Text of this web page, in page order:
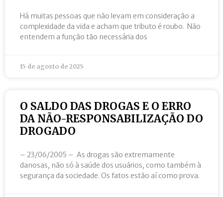
Há muitas pessoas que não levam em consideração a
complexidade da vida e acham que tributo é roubo. Não
entendem a função tão necessária dos
15 de agosto de 2025
O SALDO DAS DROGAS E O ERRO
DA NÃO-RESPONSABILIZAÇÃO DO
DROGADO
– 23/06/2005 – As drogas são extremamente
danosas, não só à saúde dos usuários, como também à
segurança da sociedade. Os fatos estão aí como prova.